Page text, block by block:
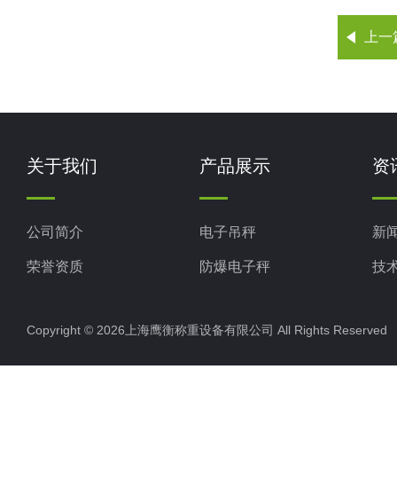
上
关于我们
公司简介
荣誉资质
产品展示
电子吊秤
防爆电子秤
电子汽车衡
电子天平
资
新
技
Copyright © 2026上海鹰衡称重设备有限公司 All Rights